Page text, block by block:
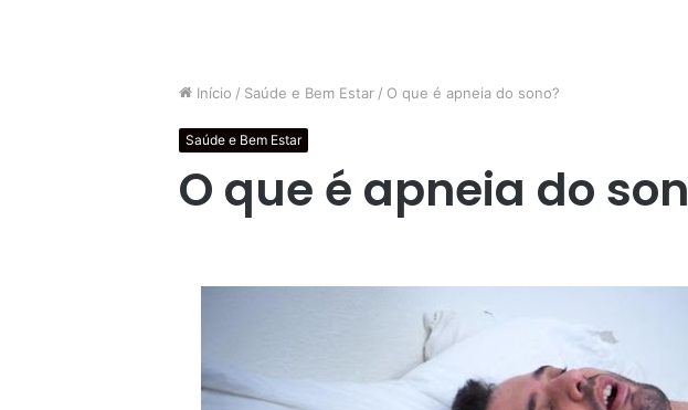
Início / Saúde e Bem Estar / O que é apneia do sono?
Saúde e Bem Estar
O que é apneia do